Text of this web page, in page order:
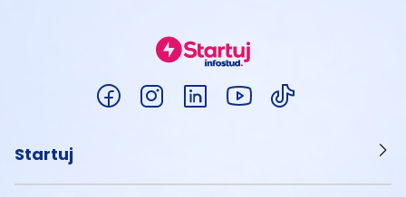
Startuj